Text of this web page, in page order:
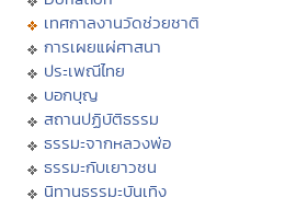
เทศกาลงานวัดช่วยชาติ
การเผยแผ่ศาสนา
ประเพณีไทย
บอกบุญ
สถานปฏิบัติธรรม
ธรรมะจากหลวงพ่อ
ธรรมะกับเยาวชน
นิทานธรรมะบันเทิง